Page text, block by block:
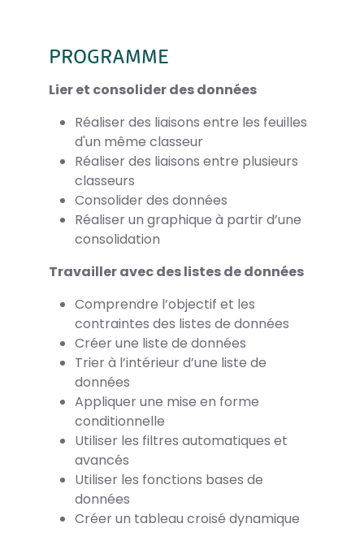
PROGRAMME
Lier et consolider des données
Réaliser des liaisons entre les feuilles
d'un même classeur
Réaliser des liaisons entre plusieurs
classeurs
Consolider des données
Réaliser un graphique à partir d’une
consolidation
Travailler avec des listes de données
Comprendre l’objectif et les
contraintes des listes de données
Créer une liste de données
Trier à l’intérieur d’une liste de
données
Appliquer une mise en forme
conditionnelle
Utiliser les filtres automatiques et
avancés
Utiliser les fonctions bases de
données
Créer un tableau croisé dynamique